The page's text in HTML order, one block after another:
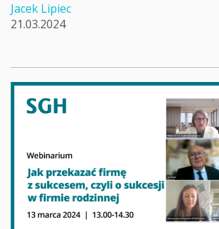
Jacek Lipiec
21.03.2024